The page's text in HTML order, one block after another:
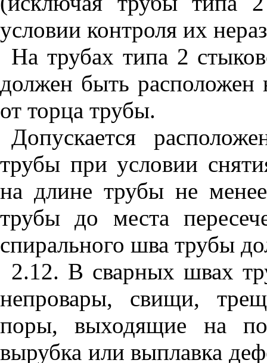
условии контроля их
На трубах типа 2
должен быть расположен
от торца трубы.
Допускается
трубы при условии
на длине трубы не
трубы до места
спирального шва трубы
2.12. В сварных швах
непровары, свищи,
поры, выходящие на
вырубка или выплавка